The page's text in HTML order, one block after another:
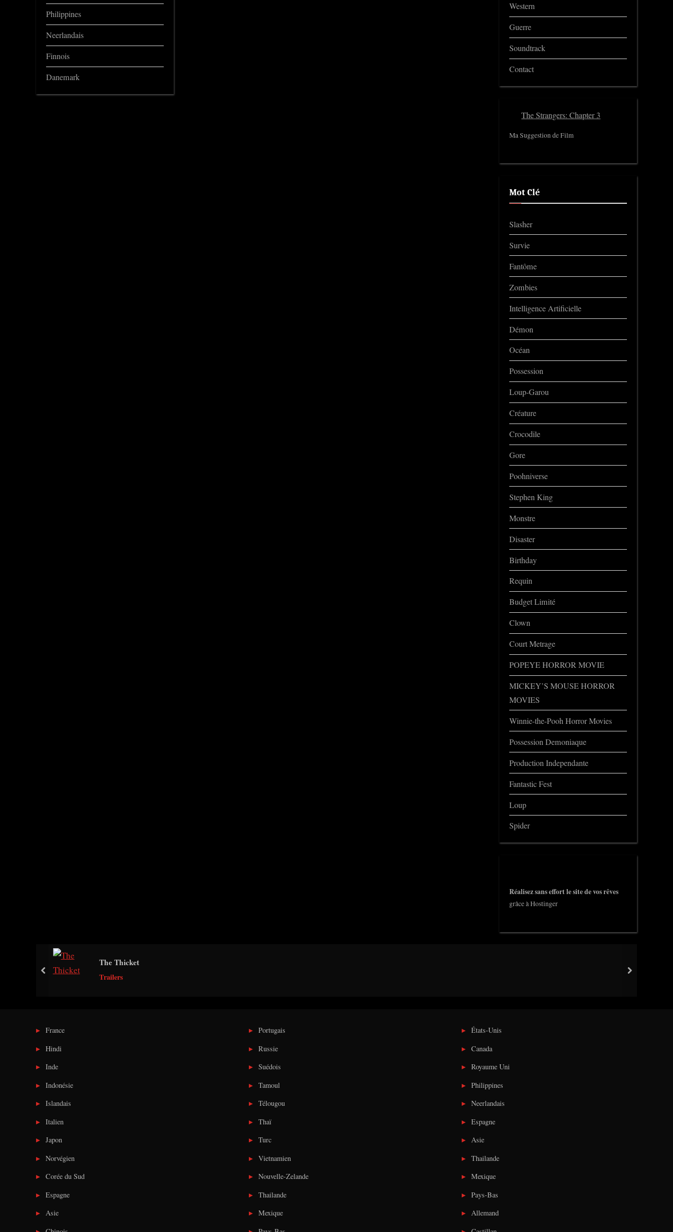
Philippines
Neerlandais
Finnois
Danemark
Western
Guerre
Soundtrack
Contact
The Strangers: Chapter 3
Ma Suggestion de Film
Mot Clé
Slasher
Survie
Fantôme
Zombies
Intelligence Artificielle
Démon
Océan
Possession
Loup-Garou
Créature
Crocodile
Gore
Poohniverse
Stephen King
Monstre
Disaster
Birthday
Requin
Budget Limité
Clown
Court Metrage
POPEYE HORROR MOVIE
MICKEY’S MOUSE HORROR
MOVIES
Winnie-the-Pooh Horror Movies
Possession Demoniaque
Production Independante
Fantastic Fest
Loup
Spider
Réalisez sans effort le site de vos rêves
grâce à Hostinger
The Thicket
Trailers
prev next
France
Hindi
Inde
Indonésie
Islandais
Italien
Japon
Norvégien
Corée du Sud
Espagne
Asie
Portugais
Russie
Suédois
Tamoul
Télougou
Thaï
Turc
Vietnamien
Nouvelle-Zelande
Thailande
Mexique
États-Unis
Canada
Royaume Uni
Philippines
Neerlandais
Espagne
Asie
Thailande
Mexique
Pays-Bas
Allemand